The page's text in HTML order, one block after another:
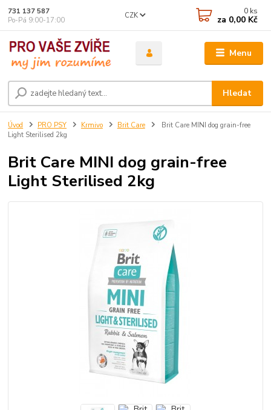
Menu
CZK
Hledat
731 137 587
Po-Pá 9:00-17:00
0 ks
za 0,00 Kč
Úvod PRO PSY Krmivo Brit Care
Brit Care MINI dog grain-free
Light Sterilised 2kg
Brit Care MINI dog grain-free
Light Sterilised 2kg